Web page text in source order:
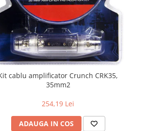
cablu amplificator Crunch CRK35,
35mm2
254,19 Lei
ADAUGA IN COS